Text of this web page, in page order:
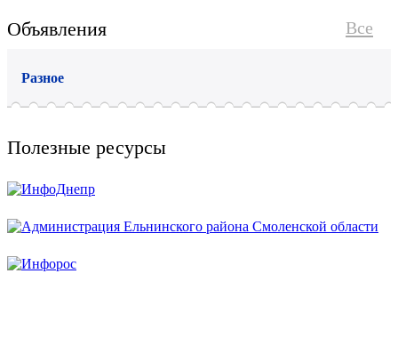
Все
Объявления
Разное
Полезные ресурсы